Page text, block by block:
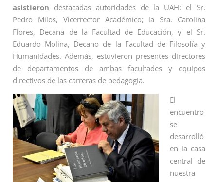
asistieron destacadas autoridades de la UAH: el Sr.
Pedro Milos, Vicerrector Académico; la Sra. Carolina
Flores, Decana de la Facultad de Educación, y el Sr.
Eduardo Molina, Decano de la Facultad de Filosofía y
Humanidades. Además, estuvieron presentes directores
de departamentos de ambas facultades y equipos
directivos de las carreras de pedagogía.
El
encuentro
se
desarrolló
en la casa
central de
nuestra